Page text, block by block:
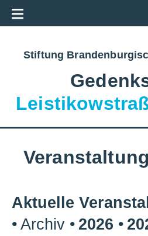
Stiftung
Aktuelle
Archiv
2026